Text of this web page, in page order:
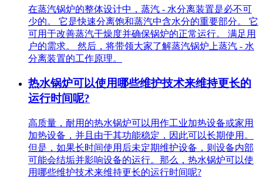
在蒸汽​锅炉的整体设计中，蒸汽 - 水分离装置是必不可
少的。 它是快速分离饱和蒸汽中含水分的重要部分。 它
可用于改善蒸汽干燥度并确保锅炉的正常运行。 满足用
户的需求。 然后，将带领大家了解蒸汽锅炉上蒸汽 - 水
分离装置的工作原理。
热水锅炉可以使用哪些维护技术来维持更长的
运行时间呢?
高质量，耐用的热水锅炉可以用作工业加热设备或家用
加热设备，并且由于其功能稳定，因此可以长期使用。
但是，如果长时间使用后未定期维护设备，则设备内部
可能会结垢并影响设备的运行。那么，热水锅炉可以使
用哪些维护技术来维持更长的运行时间呢?